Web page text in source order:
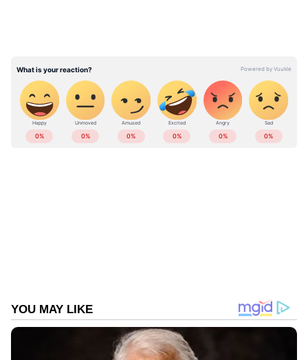
ABOUT THE AUTHOR